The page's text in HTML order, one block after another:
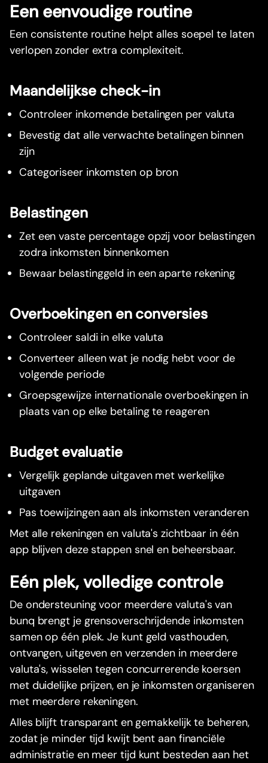
Een eenvoudige routine
Een consistente routine helpt alles soepel te laten
verlopen zonder extra complexiteit.
Maandelijkse check-in
Controleer inkomende betalingen per valuta
Bevestig dat alle verwachte betalingen binnen
zijn
Categoriseer inkomsten op bron
Belastingen
Zet een vaste percentage opzij voor belastingen
zodra inkomsten binnenkomen
Bewaar belastinggeld in een aparte rekening
Overboekingen en conversies
Controleer saldi in elke valuta
Converteer alleen wat je nodig hebt voor de
volgende periode
Groepsgewijze internationale overboekingen in
plaats van op elke betaling te reageren
Budget evaluatie
Vergelijk geplande uitgaven met werkelijke
uitgaven
Pas toewijzingen aan als inkomsten veranderen
Met alle rekeningen en valuta's zichtbaar in één
app blijven deze stappen snel en beheersbaar.
Eén plek, volledige controle
De ondersteuning voor meerdere valuta's van
bunq brengt je grensoverschrijdende inkomsten
samen op één plek. Je kunt geld vasthouden,
ontvangen, uitgeven en verzenden in meerdere
valuta's, wisselen tegen concurrerende koersen
met duidelijke prijzen, en je inkomsten organiseren
met meerdere rekeningen.
Alles blijft transparant en gemakkelijk te beheren,
zodat je minder tijd kwijt bent aan financiële
administratie en meer tijd kunt besteden aan het